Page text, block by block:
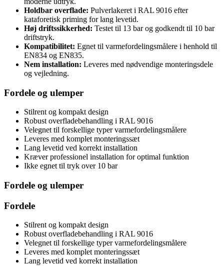
Holdbar overflade: Pulverlakeret i RAL 9016 efter
kataforetisk priming for lang levetid.
Høj driftssikkerhed: Testet til 13 bar og godkendt til 10 bar
driftstryk.
Kompatibilitet: Egnet til varmefordelingsmålere i henhold til
EN834 og EN835.
Nem installation: Leveres med nødvendige monteringsdele
og vejledning.
Fordele og ulemper
Stilrent og kompakt design
Robust overfladebehandling i RAL 9016
Velegnet til forskellige typer varmefordelingsmålere
Leveres med komplet monteringssæt
Lang levetid ved korrekt installation
Kræver professionel installation for optimal funktion
Ikke egnet til tryk over 10 bar
Fordele og ulemper
Fordele
Stilrent og kompakt design
Robust overfladebehandling i RAL 9016
Velegnet til forskellige typer varmefordelingsmålere
Leveres med komplet monteringssæt
Lang levetid ved korrekt installation